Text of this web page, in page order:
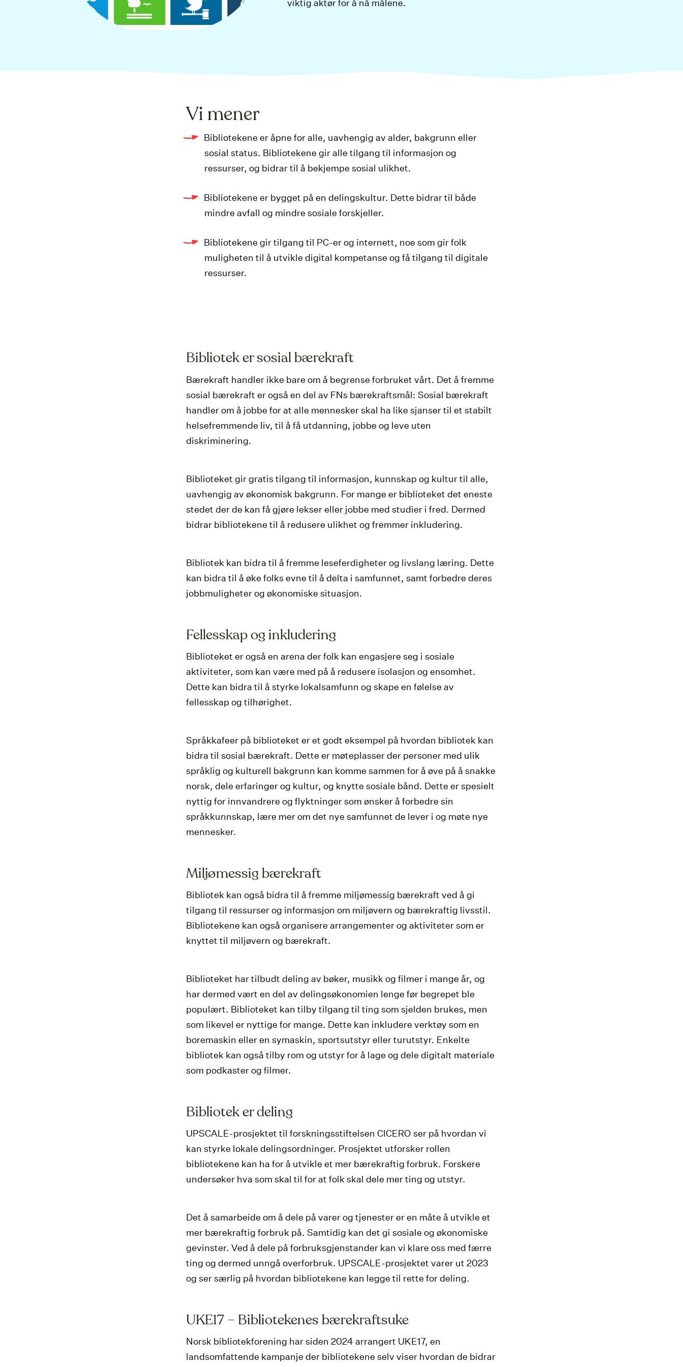
viktig aktør for å nå målene.
Vi mener
Bibliotekene er åpne for alle, uavhengig av alder, bakgrunn eller
sosial status. Bibliotekene gir alle tilgang til informasjon og
ressurser, og bidrar til å bekjempe sosial ulikhet.
Bibliotekene er bygget på en delingskultur. Dette bidrar til både
mindre avfall og mindre sosiale forskjeller.
Bibliotekene gir tilgang til PC-er og internett, noe som gir folk
muligheten til å utvikle digital kompetanse og få tilgang til digitale
ressurser.
Bibliotek er sosial bærekraft
Bærekraft handler ikke bare om å begrense forbruket vårt. Det å fremme
sosial bærekraft er også en del av FNs bærekraftsmål: Sosial bærekraft
handler om å jobbe for at alle mennesker skal ha like sjanser til et stabilt
helsefremmende liv, til å få utdanning, jobbe og leve uten
diskriminering.
Biblioteket gir gratis tilgang til informasjon, kunnskap og kultur til alle,
uavhengig av økonomisk bakgrunn. For mange er biblioteket det eneste
stedet der de kan få gjøre lekser eller jobbe med studier i fred. Dermed
bidrar bibliotekene til å redusere ulikhet og fremmer inkludering.
Bibliotek kan bidra til å fremme leseferdigheter og livslang læring. Dette
kan bidra til å øke folks evne til å delta i samfunnet, samt forbedre deres
jobbmuligheter og økonomiske situasjon.
Fellesskap og inkludering
Biblioteket er også en arena der folk kan engasjere seg i sosiale
aktiviteter, som kan være med på å redusere isolasjon og ensomhet.
Dette kan bidra til å styrke lokalsamfunn og skape en følelse av
fellesskap og tilhørighet.
Språkkafeer på biblioteket er et godt eksempel på hvordan bibliotek kan
bidra til sosial bærekraft. Dette er møteplasser der personer med ulik
språklig og kulturell bakgrunn kan komme sammen for å øve på å snakke
norsk, dele erfaringer og kultur, og knytte sosiale bånd. Dette er spesielt
nyttig for innvandrere og flyktninger som ønsker å forbedre sin
språkkunnskap, lære mer om det nye samfunnet de lever i og møte nye
mennesker.
Miljømessig bærekraft
Bibliotek kan også bidra til å fremme miljømessig bærekraft ved å gi
tilgang til ressurser og informasjon om miljøvern og bærekraftig livsstil.
Bibliotekene kan også organisere arrangementer og aktiviteter som er
knyttet til miljøvern og bærekraft.
Biblioteket har tilbudt deling av bøker, musikk og filmer i mange år, og
har dermed vært en del av delingsøkonomien lenge før begrepet ble
populært. Biblioteket kan tilby tilgang til ting som sjelden brukes, men
som likevel er nyttige for mange. Dette kan inkludere verktøy som en
boremaskin eller en symaskin, sportsutstyr eller turutstyr. Enkelte
bibliotek kan også tilby rom og utstyr for å lage og dele digitalt materiale
som podkaster og filmer.
Bibliotek er deling
UPSCALE-prosjektet til forskningsstiftelsen CICERO ser på hvordan vi
kan styrke lokale delingsordninger. Prosjektet utforsker rollen
bibliotekene kan ha for å utvikle et mer bærekraftig forbruk. Forskere
undersøker hva som skal til for at folk skal dele mer ting og utstyr.
Det å samarbeide om å dele på varer og tjenester er en måte å utvikle et
mer bærekraftig forbruk på. Samtidig kan det gi sosiale og økonomiske
gevinster. Ved å dele på forbruksgjenstander kan vi klare oss med færre
ting og dermed unngå overforbruk. UPSCALE-prosjektet varer ut 2023
og ser særlig på hvordan bibliotekene kan legge til rette for deling.
UKE17 – Bibliotekenes bærekraftsuke
Norsk bibliotekforening har siden 2024 arrangert UKE17, en
landsomfattende kampanje der bibliotekene selv viser hvordan de bidrar